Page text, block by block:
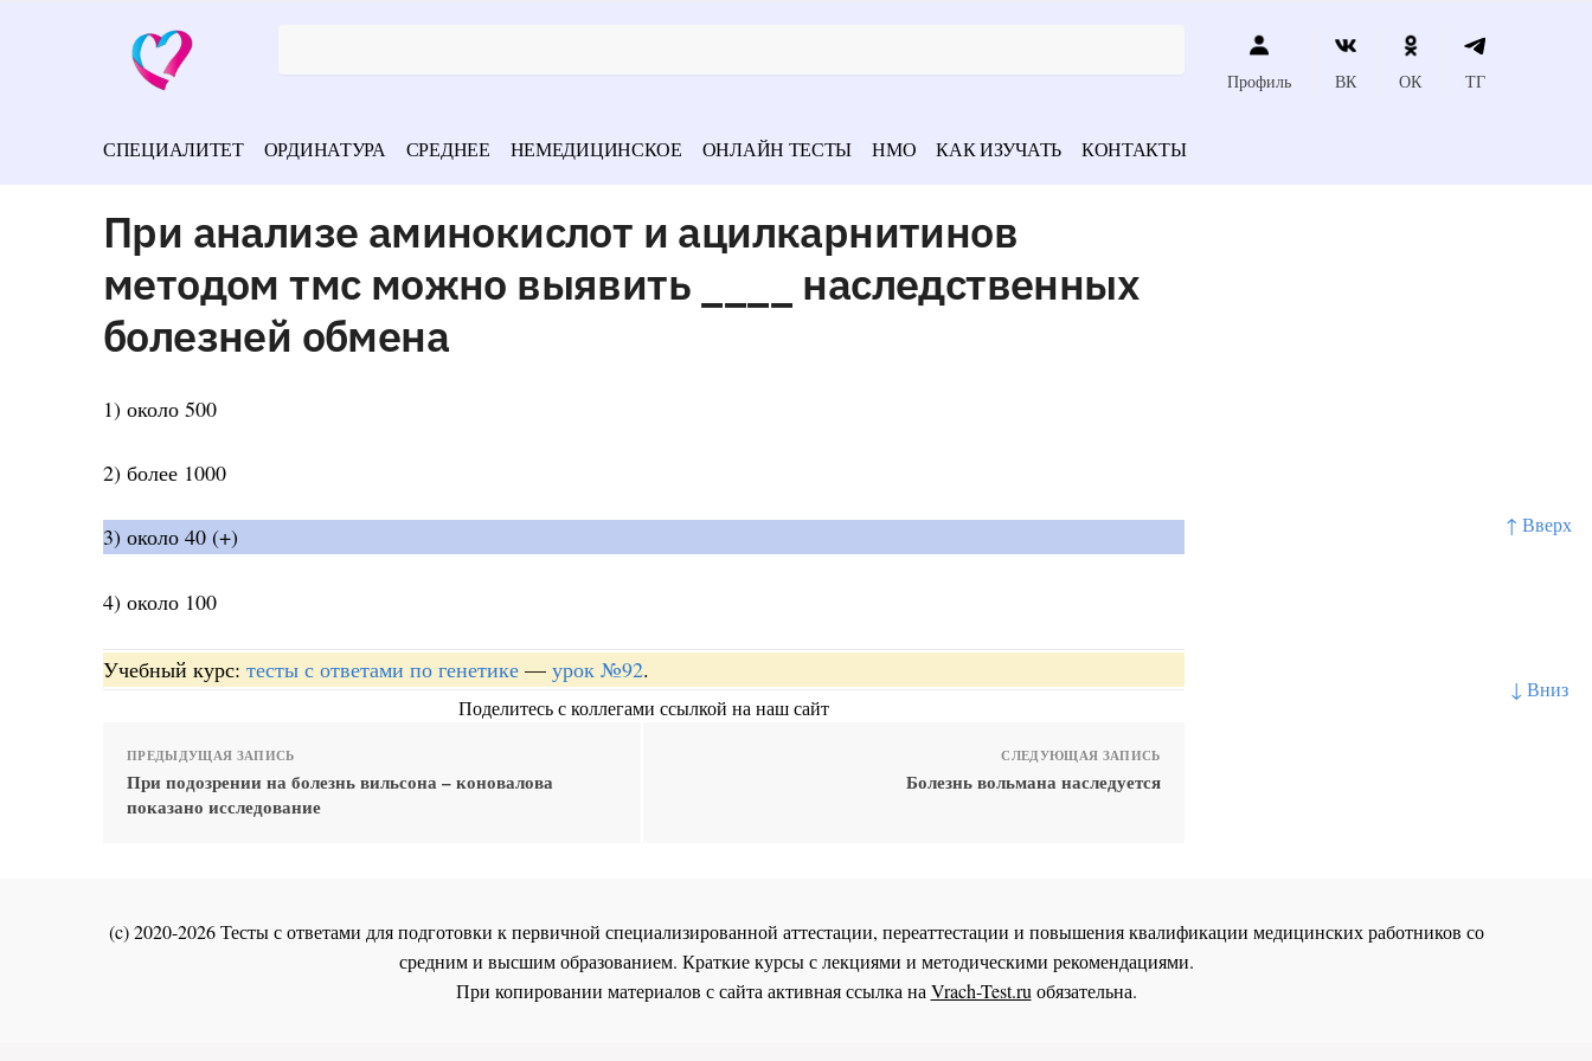
↑ Вверх
↓ Вниз
Профиль ВК ОК ТГ
СПЕЦИАЛИТЕТ ОРДИНАТУРА СРЕДНЕЕ НЕМЕДИЦИНСКОЕ ОНЛАЙН ТЕСТЫ НМО КАК ИЗУЧАТЬ КОНТАКТЫ
При анализе аминокислот и ацилкарнитинов
методом тмс можно выявить ____ наследственных
болезней обмена
1) около 500
2) более 1000
3) около 40 (+)
4) около 100
Учебный курс: тесты с ответами по генетике — урок №92.
Поделитесь с коллегами ссылкой на наш сайт
ПРЕДЫДУЩАЯ ЗАПИСЬ
При подозрении на болезнь вильсона – коновалова
показано исследование
СЛЕДУЮЩАЯ ЗАПИСЬ
Болезнь вольмана наследуется
(c) 2020-2026 Тесты с ответами для подготовки к первичной специализированной аттестации, переаттестации и повышения квалификации медицинских работников со
средним и высшим образованием. Краткие курсы с лекциями и методическими рекомендациями.
При копировании материалов с сайта активная ссылка наVrach-Test.ruобязательна.